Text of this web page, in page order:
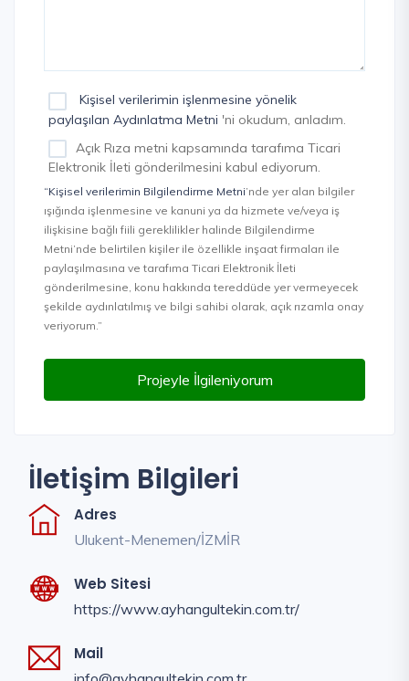
Kişisel verilerimin işlenmesine yönelik
paylaşılan Aydınlatma Metni 'ni okudum, anladım.
Açık Rıza metni kapsamında tarafıma Ticari
Elektronik İleti gönderilmesini kabul ediyorum.
“Kişisel verilerimin Bilgilendirme Metni’nde yer alan bilgiler
ışığında işlenmesine ve kanuni ya da hizmete ve/veya iş
ilişkisine bağlı fiili gereklilikler halinde Bilgilendirme
Metni’nde belirtilen kişiler ile özellikle inşaat firmaları ile
paylaşılmasına ve tarafıma Ticari Elektronik İleti
gönderilmesine, konu hakkında tereddüde yer vermeyecek
şekilde aydınlatılmış ve bilgi sahibi olarak, açık rızamla onay
veriyorum.”
Projeyle İlgileniyorum
İletişim Bilgileri
Adres
Ulukent-Menemen/İZMİR
Web Sitesi
https://www.ayhangultekin.com.tr/
Mail